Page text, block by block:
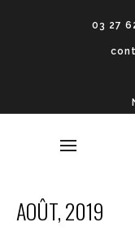
03 27
AOÛT, 2019